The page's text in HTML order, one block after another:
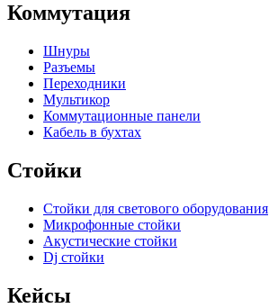
Коммутация
Шнуры
Разъемы
Переходники
Мультикор
Коммутационные панели
Кабель в бухтах
Стойки
Стойки для светового оборудования
Микрофонные стойки
Акустические стойки
Dj стойки
Кейсы